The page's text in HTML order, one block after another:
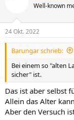
Well-known
24 Okt. 2022
Barungar schrieb:
Bei einem so "alten
sicher" ist.
Das ist aber selbst
Allein das Alter
Aber den Versuch